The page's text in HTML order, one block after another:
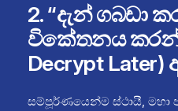
2. “දැන් ගබඩා
විකේතනය
Decrypt Later)
සම්පූර්ණයෙන්ම ස්ථායී,